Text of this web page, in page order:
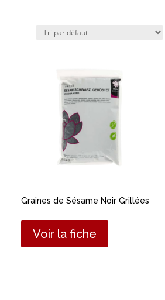
Graines de Sésame Noir Grillées
Voir la fiche